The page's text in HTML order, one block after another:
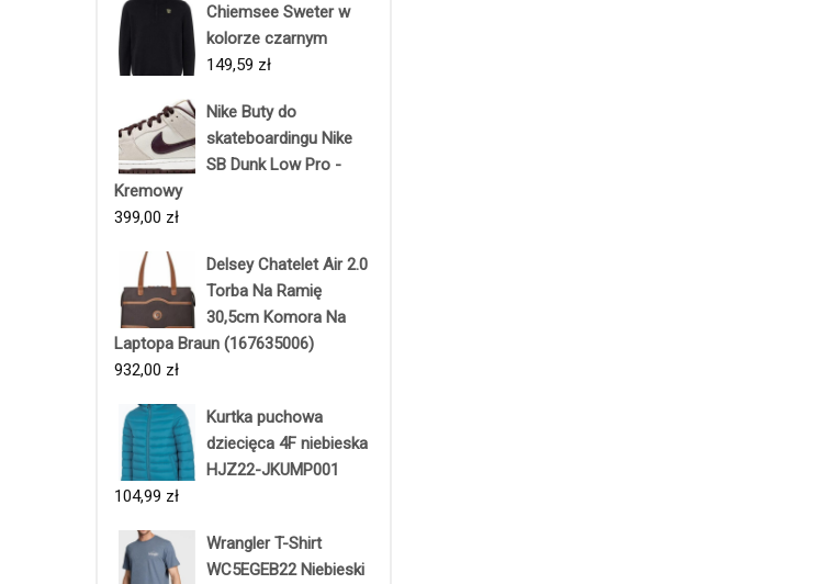
Chiemsee Sweter w
kolorze czarnym
149,59 zł
Nike Buty do
skateboardingu Nike
SB Dunk Low Pro -
Kremowy
399,00 zł
Delsey Chatelet Air 2.0
Torba Na Ramię
30,5cm Komora Na
Laptopa Braun (167635006)
932,00 zł
Kurtka puchowa
dziecięca 4F niebieska
HJZ22-JKUMP001
104,99 zł
Wrangler T-Shirt
WC5EGEB22 Niebieski